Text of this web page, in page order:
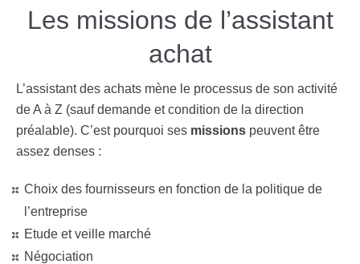
Les missions de l’assistant
achat
L’assistant des achats mène le processus de son activité
de A à Z (sauf demande et condition de la direction
préalable). C’est pourquoi ses missions peuvent être
assez denses :
Choix des fournisseurs en fonction de la politique de
l’entreprise
Etude et veille marché
Négociation